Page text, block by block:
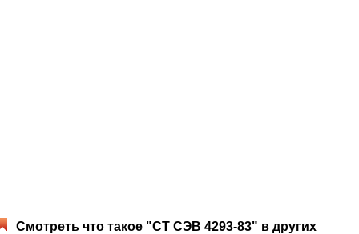
Смотреть что такое "СТ СЭВ 4293-83" в других